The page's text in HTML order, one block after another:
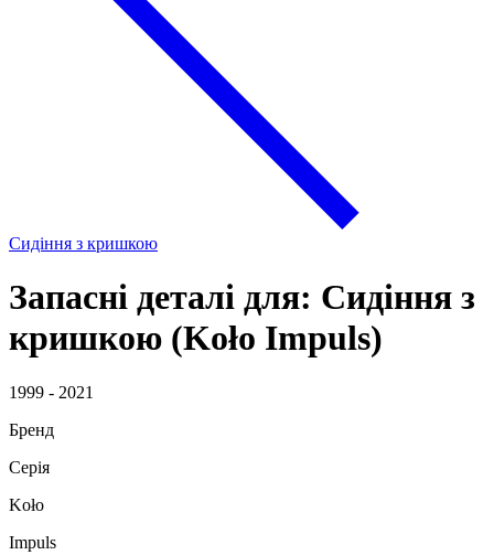
Сидіння з кришкою
Запасні деталі для: Сидіння з
кришкою (Koło Impuls)
1999 - 2021
Бренд
Серія
Koło
Impuls